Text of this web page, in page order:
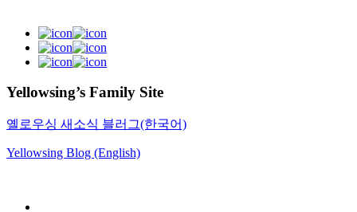
Yellowsing’s Family Site
옐로우싱 새소식 블러그(한국어)
Yellowsing Blog (English)